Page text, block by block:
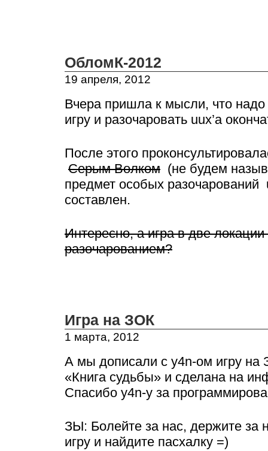
ОбломК-2012
19 апреля, 2012
Вчера пришла к мысли, что надо
игру и разочаровать uux’а
После этого
Серым Волком (не будем
предмет особых разочарований
составлен.
Интересно, а игра в две локации
разочарованием?
Игра на ЗОК
1 марта, 2012
А мы дописали с y4n-ом игру на
«Книга судьбы» и сделана на
Спасибо y4n-у за
ЗЫ: Болейте за нас, держите за
игру и найдите пасхалку =)